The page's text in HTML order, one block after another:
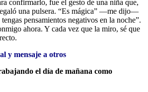
confirmarlo, fue el gesto de una niña que,
una pulsera. “Es mágica” —me dijo—
pensamientos negativos en la noche”.
ahora. Y cada vez que la miro, sé que
y mensaje a otros
el día de mañana como